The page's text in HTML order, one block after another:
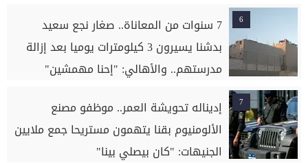
6
7 سنوات من المعاناة.. صغار نجع سعيد
بدشنا يسيرون 3 كيلومترات يوميا بعد إزالة
مدرستهم.. والأهالي: "إحنا مهمشين"
7
إديناله تحويشة العمر.. موظفو مصنع
الألومنيوم بقنا يتهمون مستريحا جمع ملايين
الجنيهات: "كان بيصلي بينا"